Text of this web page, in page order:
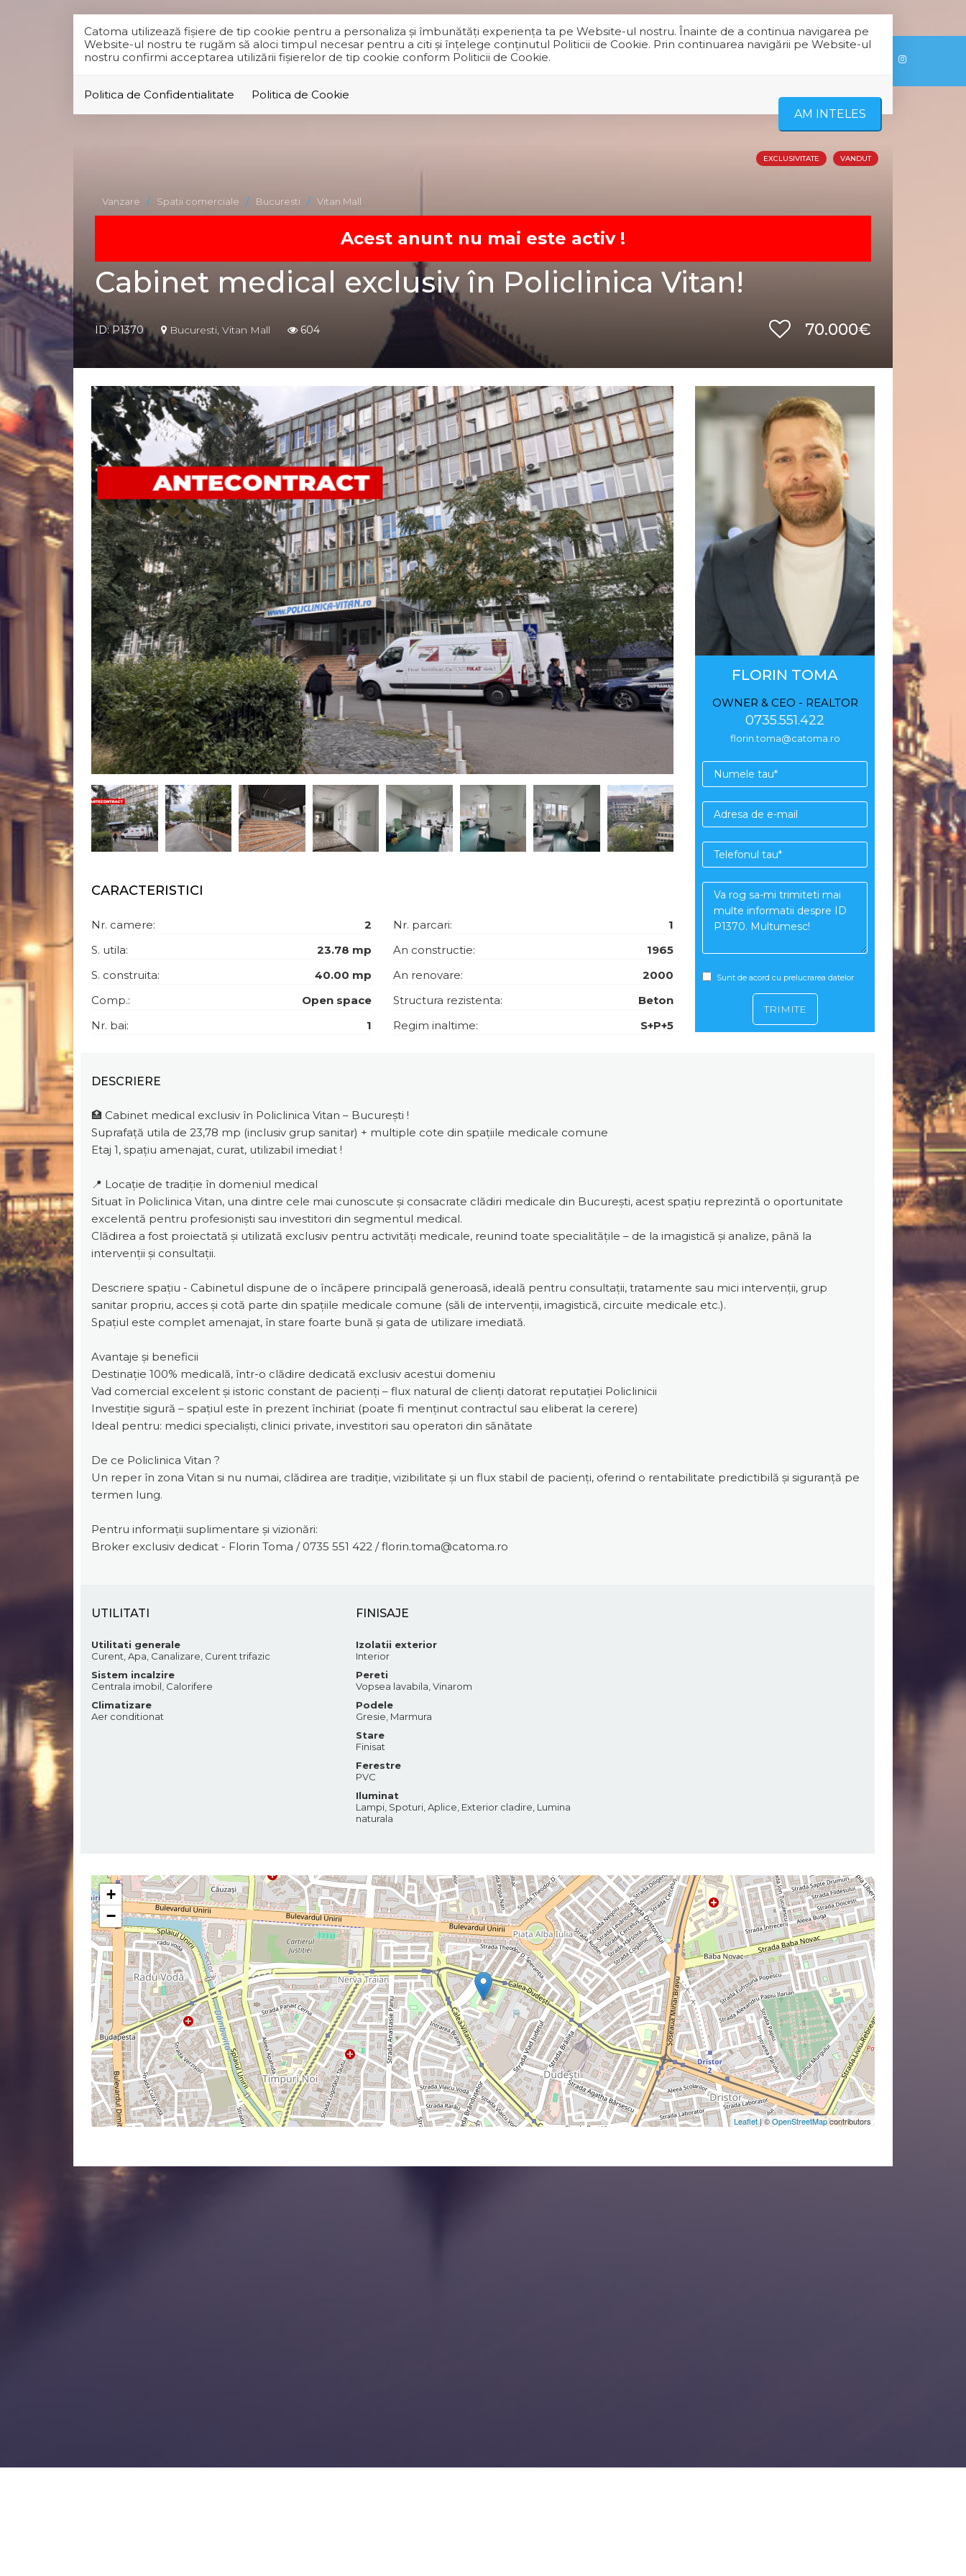
Catoma utilizează fişiere de tip cookie pentru a personaliza și îmbunătăți experiența ta pe Website-ul nostru. Înainte de a continua navigarea pe
Website-ul nostru te rugăm să aloci timpul necesar pentru a citi și înțelege conținutul Politicii de Cookie. Prin continuarea navigării pe Website-ul
nostru confirmi acceptarea utilizării fişierelor de tip cookie conform Politicii de Cookie.
Politica de Confidentialitate
Politica de Cookie
AM INTELES
VANZARI INCHIRIERI BLOCURI NOI
Vanzare Spatii comerciale Bucuresti Vitan Mall
Acest anunt nu mai este activ !
Cabinet medical exclusiv în Policlinica Vitan!
ID: P1370 Bucuresti, Vitan Mall 604 70.000€
EXCLUSIVITATE VANDUT
CARACTERISTICI
Nr. camere:
2
S. utila:
23.78 mp
S. construita:
40.00 mp
Comp.:
Open space
Nr. bai:
1
Nr. parcari:
1
An constructie:
1965
An renovare:
2000
Structura rezistenta:
Beton
Regim inaltime:
S+P+5
FLORIN TOMA
OWNER & CEO - REALTOR
0735.551.422
florin.toma@catoma.ro
Sunt de acord cu prelucrarea datelor
DESCRIERE
🏥 Cabinet medical exclusiv în Policlinica Vitan – București !
Suprafață utila de 23,78 mp (inclusiv grup sanitar) + multiple cote din spațiile medicale comune
Etaj 1, spațiu amenajat, curat, utilizabil imediat !
📍 Locație de tradiție în domeniul medical
Situat în Policlinica Vitan, una dintre cele mai cunoscute și consacrate clădiri medicale din București, acest spațiu reprezintă o oportunitate
excelentă pentru profesioniști sau investitori din segmentul medical.
Clădirea a fost proiectată și utilizată exclusiv pentru activități medicale, reunind toate specialitățile – de la imagistică și analize, până la
intervenții și consultații.
Descriere spațiu - Cabinetul dispune de o încăpere principală generoasă, ideală pentru consultații, tratamente sau mici intervenții, grup
sanitar propriu, acces și cotă parte din spațiile medicale comune (săli de intervenții, imagistică, circuite medicale etc.).
Spațiul este complet amenajat, în stare foarte bună și gata de utilizare imediată.
Avantaje și beneficii
Destinație 100% medicală, într-o clădire dedicată exclusiv acestui domeniu
Vad comercial excelent și istoric constant de pacienți – flux natural de clienți datorat reputației Policlinicii
Investiție sigură – spațiul este în prezent închiriat (poate fi menținut contractul sau eliberat la cerere)
Ideal pentru: medici specialiști, clinici private, investitori sau operatori din sănătate
De ce Policlinica Vitan ?
Un reper în zona Vitan si nu numai, clădirea are tradiție, vizibilitate și un flux stabil de pacienți, oferind o rentabilitate predictibilă și siguranță pe
termen lung.
Pentru informații suplimentare și vizionări:
Broker exclusiv dedicat - Florin Toma / 0735 551 422 / florin.toma@catoma.ro
UTILITATI
Utilitati generale
Curent, Apa, Canalizare, Curent trifazic
Sistem incalzire
Centrala imobil, Calorifere
Climatizare
Aer conditionat
FINISAJE
Izolatii exterior
Interior
Pereti
Vopsea lavabila, Vinarom
Podele
Gresie, Marmura
Stare
Finisat
Ferestre
PVC
Iluminat
Lampi, Spoturi, Aplice, Exterior cladire, Lumina
naturala
+
−
Leaflet| ©OpenStreetMapcontributors